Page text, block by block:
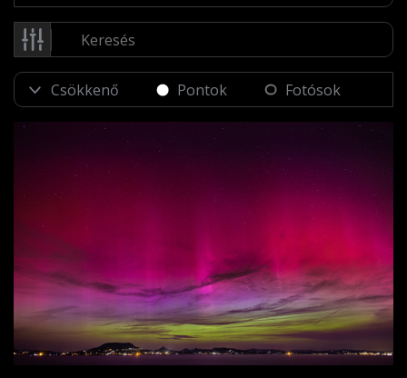
Pontok Fotósok